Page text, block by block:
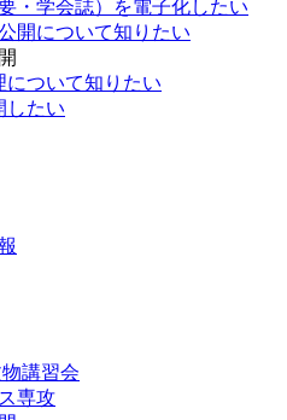
・学会誌）を電子化したい
開について知りたい
ついて知りたい
したい
講習会
専攻